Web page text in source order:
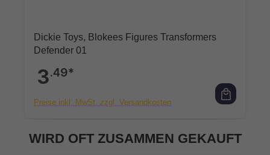
Dickie Toys, Blokees Figures Transformers
Defender 01
3.49*
Preise inkl. MwSt. zzgl. Versandkosten
WIRD OFT ZUSAMMEN GEKAUFT